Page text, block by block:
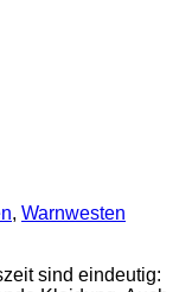
, Warnwesten
sind eindeutig: